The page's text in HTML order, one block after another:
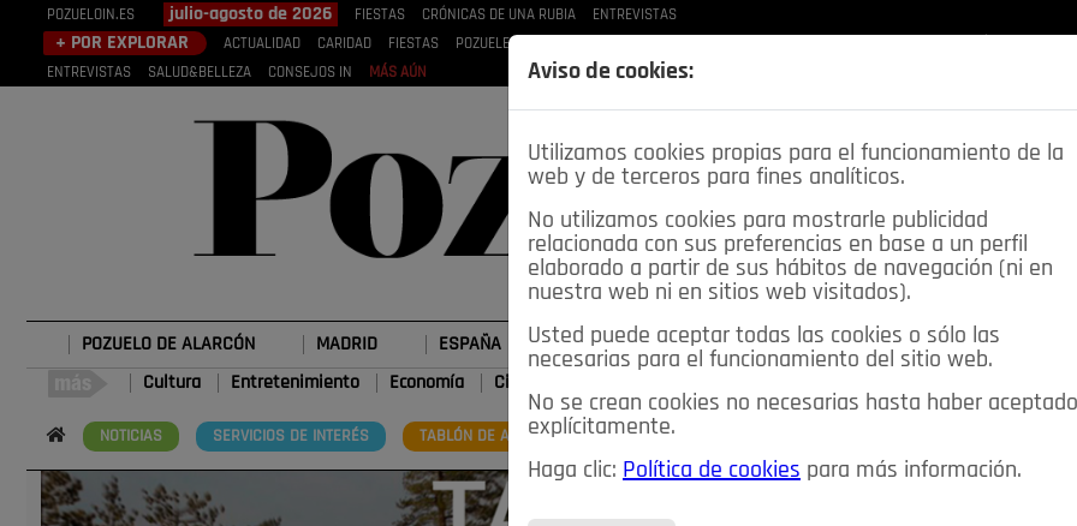
POZUELOIN.ES julio-agosto de 2026 FIESTAS CRÓNICAS DE UNA RUBIA ENTREVISTAS
+ POR EXPLORAR ACTUALIDAD CARIDAD FIESTAS POZUELEROS
ENTREVISTAS
SALUD&BELLEZA CONSEJOS IN MÁS AÚN
POZUELO DE ALARCÓN MADRID ESPAÑA DEPORTES OPINIÓN IN SALUD 🔴 EN DIRECTO
Cultura Entretenimiento Economía Ciencia&Tecnología
NOTICIAS SERVICIOS DE INTERÉS TABLÓN DE ANUNCIOS MIS ANUNCIOS
Aviso de cookies:
Utilizamos cookies propias para el funcionamiento de la
web y de terceros para fines analíticos.
No utilizamos cookies para mostrarle publicidad
relacionada con sus preferencias en base a un perfil
elaborado a partir de sus hábitos de navegación (ni en
nuestra web ni en sitios web visitados).
Usted puede aceptar todas las cookies o sólo las
necesarias para el funcionamiento del sitio web.
No se crean cookies no necesarias hasta haber aceptado
explícitamente.
Haga clic: Política de cookies para más información.